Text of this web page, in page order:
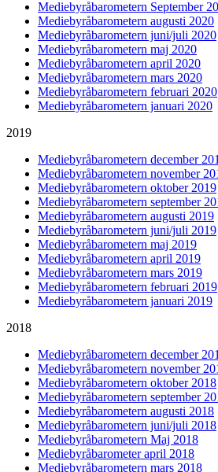
Mediebyråbarometern September
Mediebyråbarometern augusti 2020
Mediebyråbarometern juni/juli 2020
Mediebyråbarometern maj 2020
Mediebyråbarometern april 2020
Mediebyråbarometern mars 2020
Mediebyråbarometern februari 2020
Mediebyråbarometern januari 2020
2019
Mediebyråbarometern december
Mediebyråbarometern november
Mediebyråbarometern oktober 2019
Mediebyråbarometern september
Mediebyråbarometern augusti 2019
Mediebyråbarometern juni/juli 2019
Mediebyråbarometern maj 2019
Mediebyråbarometern april 2019
Mediebyråbarometern mars 2019
Mediebyråbarometern februari 2019
Mediebyråbarometern januari 2019
2018
Mediebyråbarometern december
Mediebyråbarometern november
Mediebyråbarometern oktober 2018
Mediebyråbarometern september
Mediebyråbarometern augusti 2018
Mediebyråbarometern juni/juli 2018
Mediebyråbarometern Maj 2018
Mediebyråbarometer april 2018
Mediebyråbarometern mars 2018